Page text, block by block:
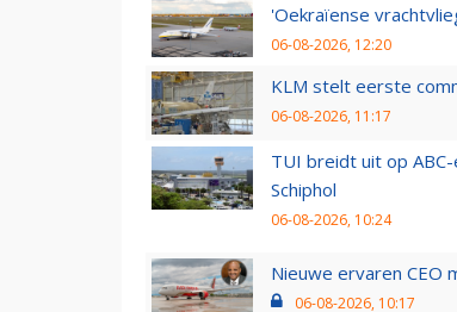
'Oekraïense
06-08-2026, 12:20
KLM stelt eerste
06-08-2026, 11:17
TUI breidt uit op
Schiphol
06-08-2026, 10:24
Nieuwe ervaren CEO
06-08-2026, 10:17